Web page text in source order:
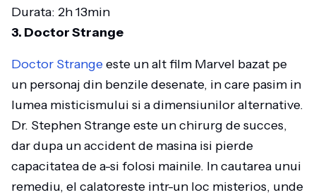
Durata: 2h 13min
3. Doctor Strange
Doctor Strangeeste un alt film Marvel bazat pe
un personaj din benzile desenate, in care pasim in
lumea misticismului si a dimensiunilor alternative.
Dr. Stephen Strange este un chirurg de succes,
dar dupa un accident de masina isi pierde
capacitatea de a-si folosi mainile. In cautarea unui
remediu, el calatoreste intr-un loc misterios, unde